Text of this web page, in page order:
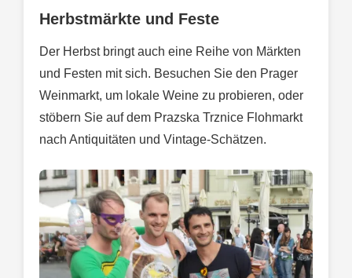
Herbstmärkte und Feste
Der Herbst bringt auch eine Reihe von Märkten
und Festen mit sich. Besuchen Sie den Prager
Weinmarkt, um lokale Weine zu probieren, oder
stöbern Sie auf dem Prazska Trznice Flohmarkt
nach Antiquitäten und Vintage-Schätzen.